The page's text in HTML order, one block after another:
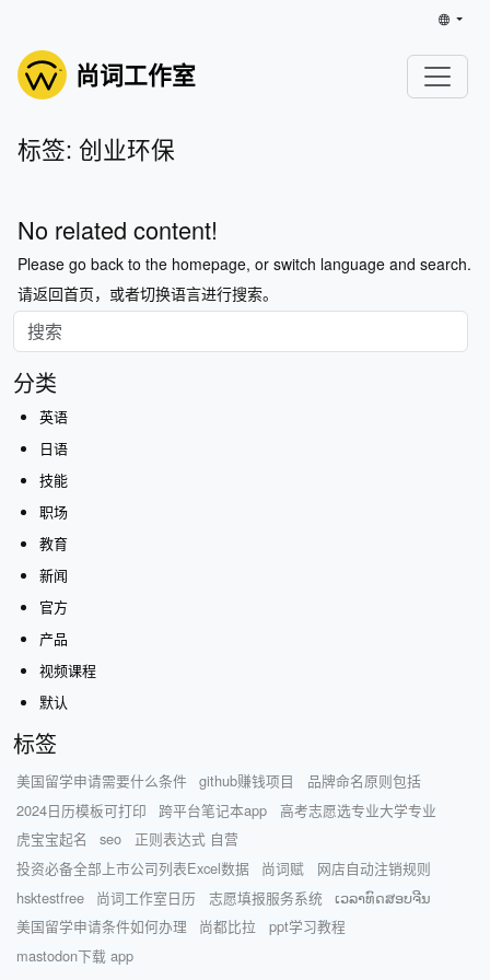
尚词工作室
标签: 创业环保
No related content!
Please go back to the homepage, or switch language and search.
请返回首页，或者切换语言进行搜索。
分类
英语
日语
技能
职场
教育
新闻
官方
产品
视频课程
默认
标签
美国留学申请需要什么条件 github赚钱项目
品牌命名原则包括
2024日历模板可打印
跨平台笔记本app
高考志愿选专业大学专业
虎宝宝起名
seo
正则表达式 自营
投资必备全部上市公司列表Excel数据
尚词赋
网店自动注销规则
hsktestfree
尚词工作室日历 志愿填报服务系统
ເວລາທົດສອບຈີນ
美国留学申请条件如何办理
尚都比拉
ppt学习教程
mastodon下载 app